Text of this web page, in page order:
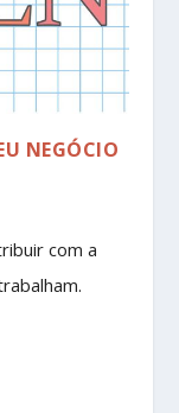
NEGÓCIO
com a